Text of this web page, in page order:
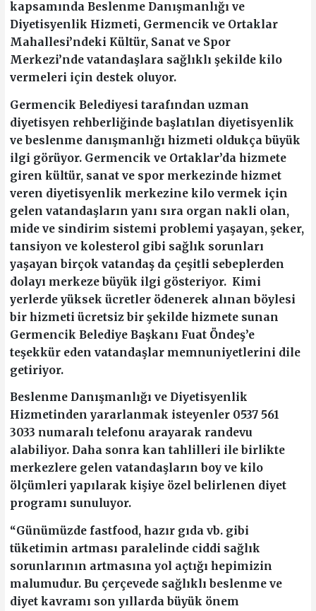
kapsamında Beslenme Danışmanlığı ve
Diyetisyenlik Hizmeti, Germencik ve Ortaklar
Mahallesi’ndeki Kültür, Sanat ve Spor
Merkezi’nde vatandaşlara sağlıklı şekilde kilo
vermeleri için destek oluyor.
Germencik Belediyesi tarafından uzman
diyetisyen rehberliğinde başlatılan diyetisyenlik
ve beslenme danışmanlığı hizmeti oldukça büyük
ilgi görüyor. Germencik ve Ortaklar’da hizmete
giren kültür, sanat ve spor merkezinde hizmet
veren diyetisyenlik merkezine kilo vermek için
gelen vatandaşların yanı sıra organ nakli olan,
mide ve sindirim sistemi problemi yaşayan, şeker,
tansiyon ve kolesterol gibi sağlık sorunları
yaşayan birçok vatandaş da çeşitli sebeplerden
dolayı merkeze büyük ilgi gösteriyor. Kimi
yerlerde yüksek ücretler ödenerek alınan böylesi
bir hizmeti ücretsiz bir şekilde hizmete sunan
Germencik Belediye Başkanı Fuat Öndeş’e
teşekkür eden vatandaşlar memnuniyetlerini dile
getiriyor.
Beslenme Danışmanlığı ve Diyetisyenlik
Hizmetinden yararlanmak isteyenler 0537 561
3033 numaralı telefonu arayarak randevu
alabiliyor. Daha sonra kan tahlilleri ile birlikte
merkezlere gelen vatandaşların boy ve kilo
ölçümleri yapılarak kişiye özel belirlenen diyet
programı sunuluyor.
“Günümüzde fastfood, hazır gıda vb. gibi
tüketimin artması paralelinde ciddi sağlık
sorunlarının artmasına yol açtığı hepimizin
malumudur. Bu çerçevede sağlıklı beslenme ve
diyet kavramı son yıllarda büyük önem